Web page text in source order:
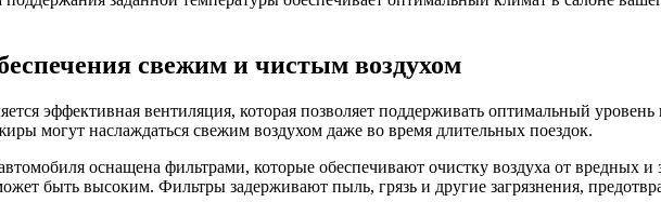
свежим и чистым воздухом
эффективная вентиляция, которая позволяет поддерживать оптимальный уровень
могут наслаждаться свежим воздухом даже во время длительных поездок.
оснащена фильтрами, которые обеспечивают очистку воздуха от вредных и
быть высоким. Фильтры задерживают пыль, грязь и другие загрязнения,